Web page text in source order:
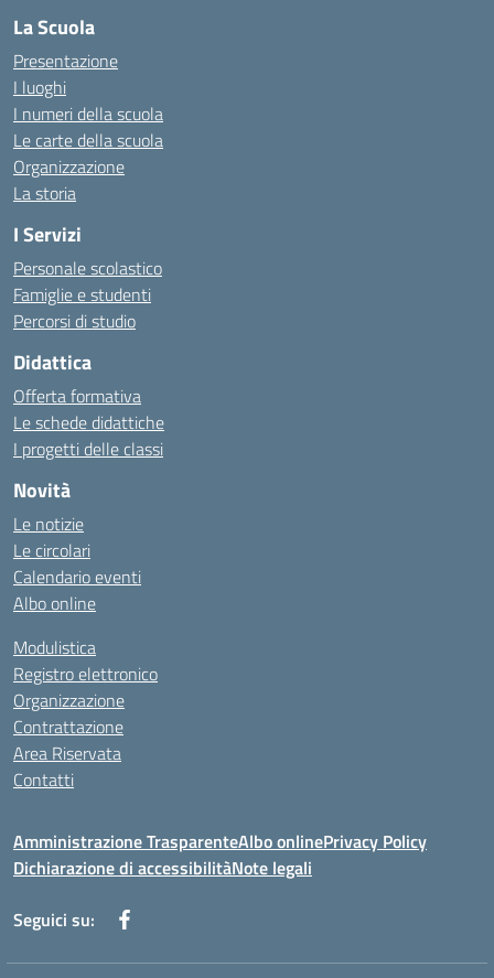
La Scuola
Presentazione
I luoghi
I numeri della scuola
Le carte della scuola
Organizzazione
La storia
I Servizi
Personale scolastico
Famiglie e studenti
Percorsi di studio
Didattica
Offerta formativa
Le schede didattiche
I progetti delle classi
Novità
Le notizie
Le circolari
Calendario eventi
Albo online
Modulistica
Registro elettronico
Organizzazione
Contrattazione
Area Riservata
Contatti
Amministrazione TrasparenteAlbo onlinePrivacy Policy
Dichiarazione di accessibilitàNote legali
Seguici su: